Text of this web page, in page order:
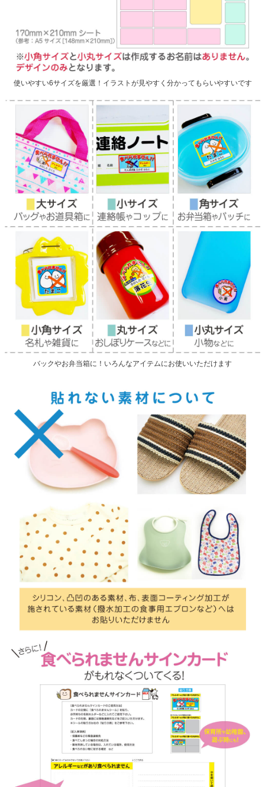
使いやすい6サイズを厳選！イラストが見やすく分かってもらいやすいです
バックやお弁当箱に！いろんなアイテムにお使いいただけます